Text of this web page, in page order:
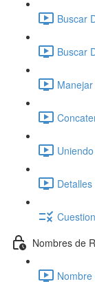
Buscar
Buscar
Nombres de